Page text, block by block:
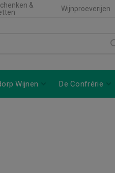
&
Wijnproeverijen
Wijnen De Confrérie